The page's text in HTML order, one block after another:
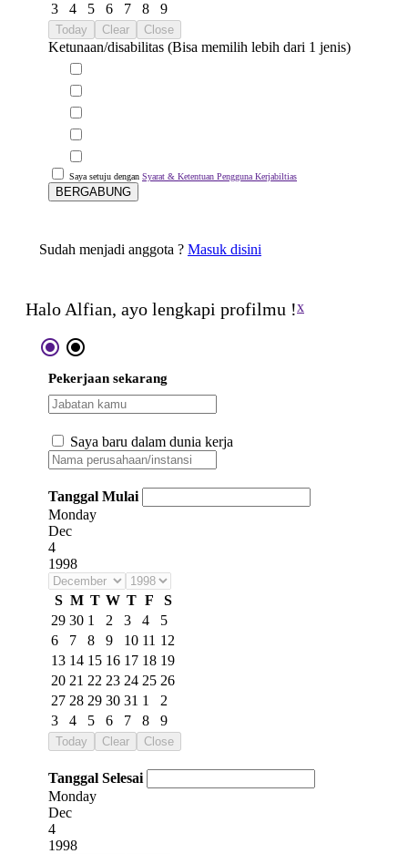
3 4 5 6 7 8 9
Today Clear Close
Ketunaan/disabilitas (Bisa memilih lebih dari 1 jenis)
Saya setuju dengan Syarat & Ketentuan Pengguna Kerjabiltias
BERGABUNG
Sudah menjadi anggota ? Masuk disini
Halo Alfian, ayo lengkapi profilmu !x
radio_button_checked radio_button_checked
Pekerjaan sekarang
Saya baru dalam dunia kerja
Tanggal Mulai
Monday
Dec
4
1998
S M T W T F
S
29 30 1 2 3 4
5
6
7 8 9 10 11 12
13 14 15 16 17 18 19
20 21 22 23 24 25 26
27 28 29 30 31 1
2
3
4 5 6 7 8 9
Today Clear Close
Tanggal Selesai
Monday
Dec
4
1998